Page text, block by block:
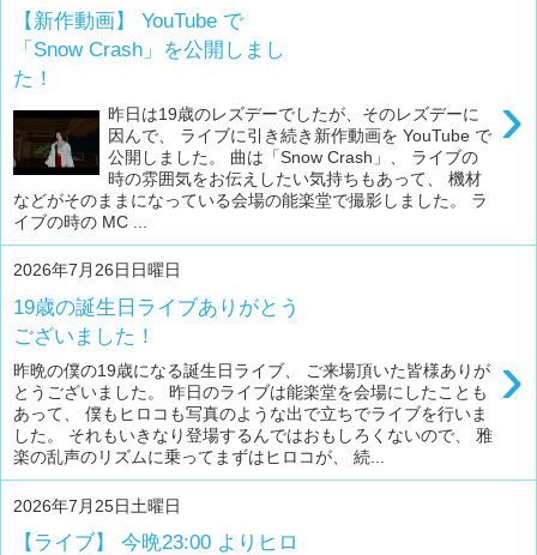
【新作動画】 YouTube で
「Snow Crash」を公開しまし
た！
›
昨日は19歳のレズデーでしたが、そのレズデーに
因んで、 ライブに引き続き新作動画を YouTube で
公開しました。 曲は「Snow Crash」、 ライブの
時の雰囲気をお伝えしたい気持ちもあって、 機材
などがそのままになっている会場の能楽堂で撮影しました。 ラ
イブの時の MC ...
2026年7月26日日曜日
19歳の誕生日ライブありがとう
ございました！
›
昨晩の僕の19歳になる誕生日ライブ、 ご来場頂いた皆様ありが
とうございました。 昨日のライブは能楽堂を会場にしたことも
あって、 僕もヒロコも写真のような出で立ちでライブを行いま
した。 それもいきなり登場するんではおもしろくないので、 雅
楽の乱声のリズムに乗ってまずはヒロコが、 続...
2026年7月25日土曜日
【ライブ】 今晩23:00 よりヒロ